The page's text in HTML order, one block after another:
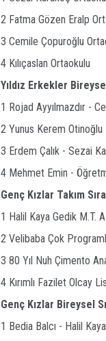
2 Fatma Gözen Eralp
3 Cemile Çopuroğlu
4 Kılıçaslan Ortaokulu
Yıldız Erkekler
1 Rojad Ayyılmazdır -
2 Yunus Kerem
3 Erdem Çalık - Sezai
4 Mehmet Emin -
Genç Kızlar Takım
1 Halil Kaya Gedik M.T.
2 Velibaba Çok
3 80 Yıl Nuh Çimento
4 Kırımlı Fazilet Olcay
Genç Kızlar Bireysel
1 Bedia Balcı - Halil